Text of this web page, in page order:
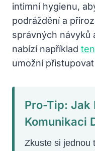
intimní hygienu,
podráždění a
správných návyků
nabízí například
umožní
Pro-Tip: Jak
Komunikaci
Zkuste si jednou